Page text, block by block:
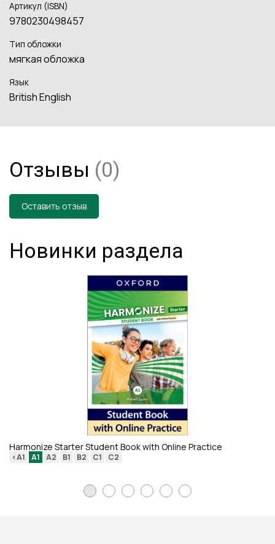
Артикул (ISBN)
9780230498457
Тип обложки
мягкая обложка
Язык
British English
Отзывы (0)
Оставить отзыв
Новинки раздела
Harmonize Starter Student Book with Online Practice
<A1 A1 A2 B1 B2 C1 C2